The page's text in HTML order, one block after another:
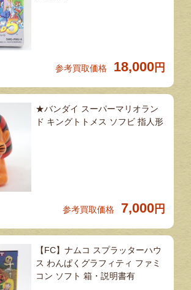
参考買取価格 18,000 円
★バンダイ スーパーマリオラン
ド キングトトメス ソフビ 指人形
参考買取価格 7,000 円
【FC】ナムコ スプラッターハウ
ス わんぱくグラフィティ ファミ
コン ソフト 箱・説明書有